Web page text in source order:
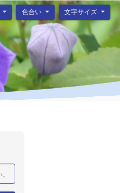
色合い 文字サイズ